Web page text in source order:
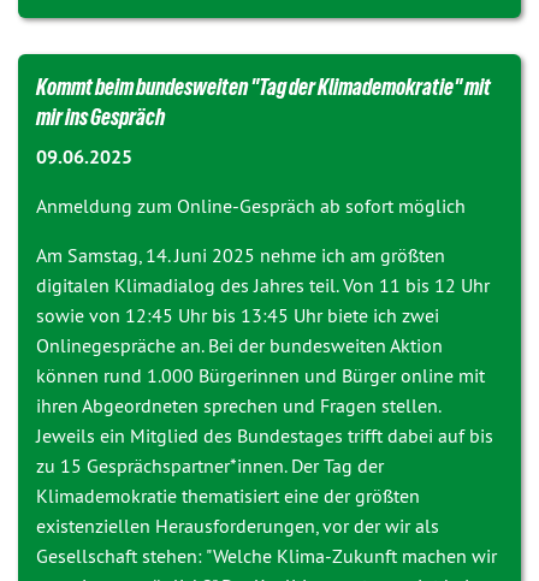
Kommt beim bundesweiten "Tag der Klimademokratie" mit
mir ins Gespräch
09.06.2025
Anmeldung zum Online-Gespräch ab sofort möglich
Am Samstag, 14. Juni 2025 nehme ich am größten
digitalen Klimadialog des Jahres teil. Von 11 bis 12 Uhr
sowie von 12:45 Uhr bis 13:45 Uhr biete ich zwei
Onlinegespräche an. Bei der bundesweiten Aktion
können rund 1.000 Bürgerinnen und Bürger online mit
ihren Abgeordneten sprechen und Fragen stellen.
Jeweils ein Mitglied des Bundestages trifft dabei auf bis
zu 15 Gesprächspartner*innen. Der Tag der
Klimademokratie thematisiert eine der größten
existenziellen Herausforderungen, vor der wir als
Gesellschaft stehen: "Welche Klima-Zukunft machen wir